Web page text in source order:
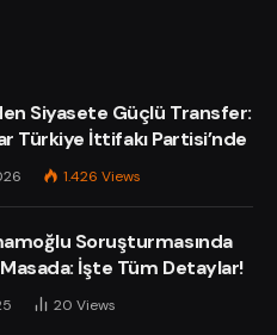
Siyasete Güçlü Transfer:
Türkiye İttifakı Partisi’nde
1.426 Views
Soruşturmasında
İşte Tüm Detaylar!
20 Views